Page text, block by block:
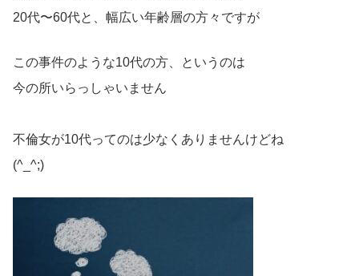
20代〜60代と、幅広い年齢層の方々ですが
この事件のような10代の方、というのは
今の所いらっしゃいません
不倫女が10代ってのは少なくありませんけどね
(^_^;)